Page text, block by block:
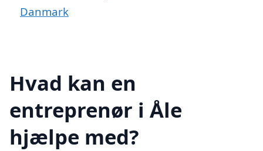
Danmark
Hvad kan en
entreprenør i Åle
hjælpe med?